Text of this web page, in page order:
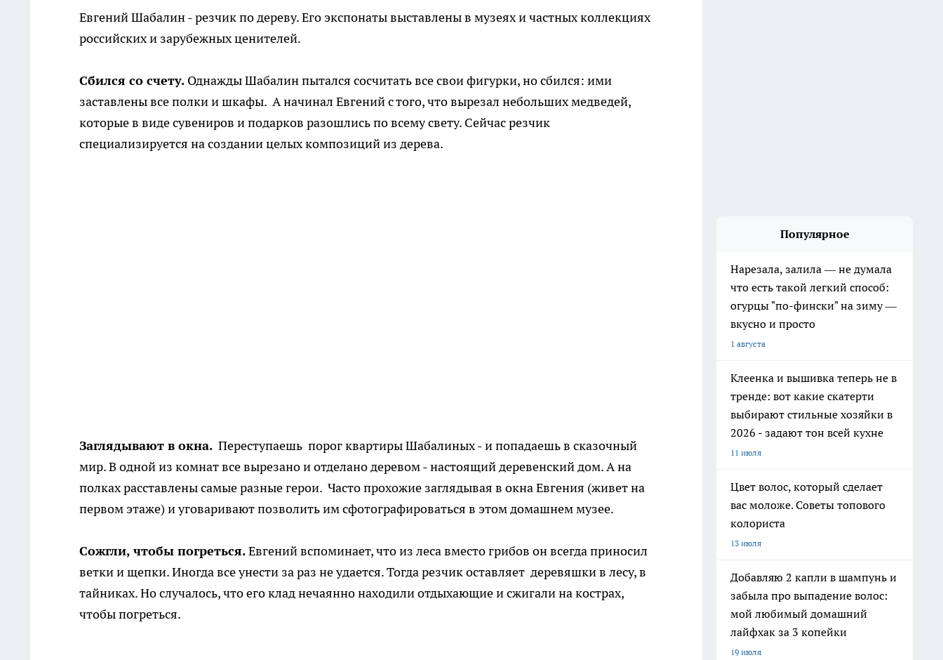
Евгений Шабалин - резчик по дереву. Его экспонаты выставлены в музеях и частных коллекциях
российских и зарубежных ценителей.
Сбился со счету. Однажды Шабалин пытался сосчитать все свои фигурки, но сбился: ими
заставлены все полки и шкафы. А начинал Евгений с того, что вырезал небольших медведей,
которые в виде сувениров и подарков разошлись по всему свету. Сейчас резчик
специализируется на создании целых композиций из дерева.
Заглядывают в окна. Переступаешь порог квартиры Шабалиных - и попадаешь в сказочный
мир. В одной из комнат все вырезано и отделано деревом - настоящий деревенский дом. А на
полках расставлены самые разные герои. Часто прохожие заглядывая в окна Евгения (живет на
первом этаже) и уговаривают позволить им сфотографироваться в этом домашнем музее.
Сожгли, чтобы погреться.Евгений вспоминает, что из леса вместо грибов он всегда приносил
ветки и щепки. Иногда все унести за раз не удается. Тогда резчик оставляет деревяшки в лесу, в
тайниках. Но случалось, что его клад нечаянно находили отдыхающие и сжигали на кострах,
чтобы погреться.
Популярное
Нарезала, залила — не думала
что есть такой легкий способ:
огурцы "по-фински" на зиму —
вкусно и просто
1 августа
Клеенка и вышивка теперь не в
тренде: вот какие скатерти
выбирают стильные хозяйки в
2026 - задают тон всей кухне
11 июля
Цвет волос, который сделает
вас моложе. Советы топового
колориста
13 июля
Добавляю 2 капли в шампунь и
забыла про выпадение волос:
мой любимый домашний
лайфхак за 3 копейки
19 июля